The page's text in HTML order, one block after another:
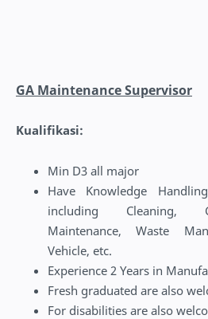
GA Maintenance Supervisor
Kualifikasi:
Min D3 all major
Have Knowledge
including Cleaning,
Maintenance, Waste
Vehicle, etc.
Experience 2 Years in
Fresh graduated are also
For disabilities are also